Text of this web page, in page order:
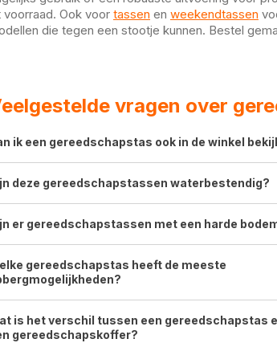
voorraad. Ook voor tassen en weekendtassen
die tegen een stootje kunnen. Bestel
vragen over
ik een gereedschapstas ook in de winkel
je bent welkom in onze winkel in Wijk bij Duurstede
gereedschapstassen te bekijken en te testen.
deze gereedschapstassen waterbestendig?
meeste gereedschapstassen in ons assortiment
van stevige materialen die
ze zijn niet volledig waterdicht.
er gereedschapstassen met een harde
de Toolpack 360.113 heeft een versterkte bodem,
stabiliteit en duurzaamheid biedt.
gereedschapstas heeft de meeste
Toolpack 360.015 heeft meerdere compartimenten
waardoor je gereedschap goed geordend blijft.
is het verschil tussen een gereedschapstas
gereedschapskoffer?